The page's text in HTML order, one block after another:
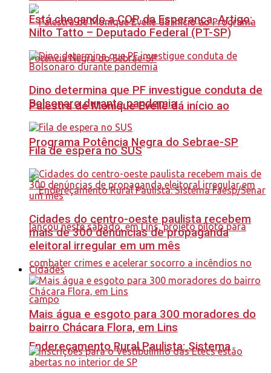
Palestra de Monique Evelle dá início ao
Programa Potência Negra do Sebrae-SP
Endereçamento Rural Paulista: Sistema
Está chegando a COP da Esperança. Artigo:
Nilto Tatto – Deputado Federal (PT-SP)
Dino determina que PF investigue conduta de
Bolsonaro durante pandemia
Fila de espera no SUS
Cidades do centro-oeste paulista recebem
mais de 300 denúncias de propaganda
eleitoral irregular em um mês
Cidades
Mais água e esgoto para 300 moradores do
bairro Chácara Flora, em Lins